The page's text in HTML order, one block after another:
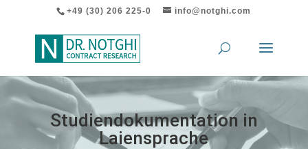
+49 (30) 206 225-0 info@notghi.com
Studiendokumentation in
Laiensprache